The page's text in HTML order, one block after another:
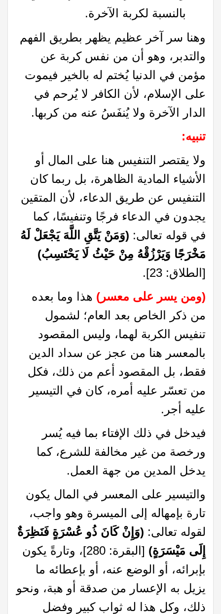
بالنسبة لكربة الآخرة.
وهنا سر آخر عظيم يظهر بطريق الفهم
والتدبر، وهو أن من نفس كربة عن
مؤمن في الدنيا يُختم له بالخير فيموت
على الإسلام، لأن الكافر لا يُرحم في
الدار الآخرة ولا يُنفَسُ عنه من كربها.
تنبيه:
ولا يقتصر التنفيس هنا على المال أو
الأشياء المادية الظاهرة، بل ربما كان
التنفيس عن طريق الدعاء، لأن المتقين
يجدون في الدعاء فرجًا وتنفيسًا، كما
في قوله تعالى: (وَمَنْ يَتَّقِ اللَّهَ يَجْعَلْ لَهُ
مَخْرَجًا وَيَرْزُقْهُ مِنْ حَيْثُ لَا يَحْتَسِبُ)
[الطلاق: 23].
(ومن يسر على معسر) هذا وما بعده
من ذكر الخاص بعد العام؛ لشمول
تنفيس الكربة لهما، وليس المقصود
بالمعسر هنا من عجز عن سداد الدين
فقط، بل المقصود أعم من ذلك، فكل
من تعسّر عليه أمره، كان في التيسير
عليه أجر.
فيدخل في ذلك الإفتاء بما فيه يُسر
ورخصة من غير مخالفة للشرع، كما
يدخل المدين من جهة العمل.
والتيسير على المعسر في المال يكون
تارة بإمهاله إلى الميسرة وهو واجب،
لقوله تعالى: (وَإِنْ كَانَ ذُو عُسْرَةٍ فَنَظِرَةٌ
إِلَى مَيْسَرَةٍ)
[البقرة: 280]، وتارةً يكون
بإبرائه، أو الوضع عنه، أو بإعطائه ما
يزيل به الإعسار من صدقة أو هبة، ونحو
ذلك، وكل هذا له ثواب كبير وفضل